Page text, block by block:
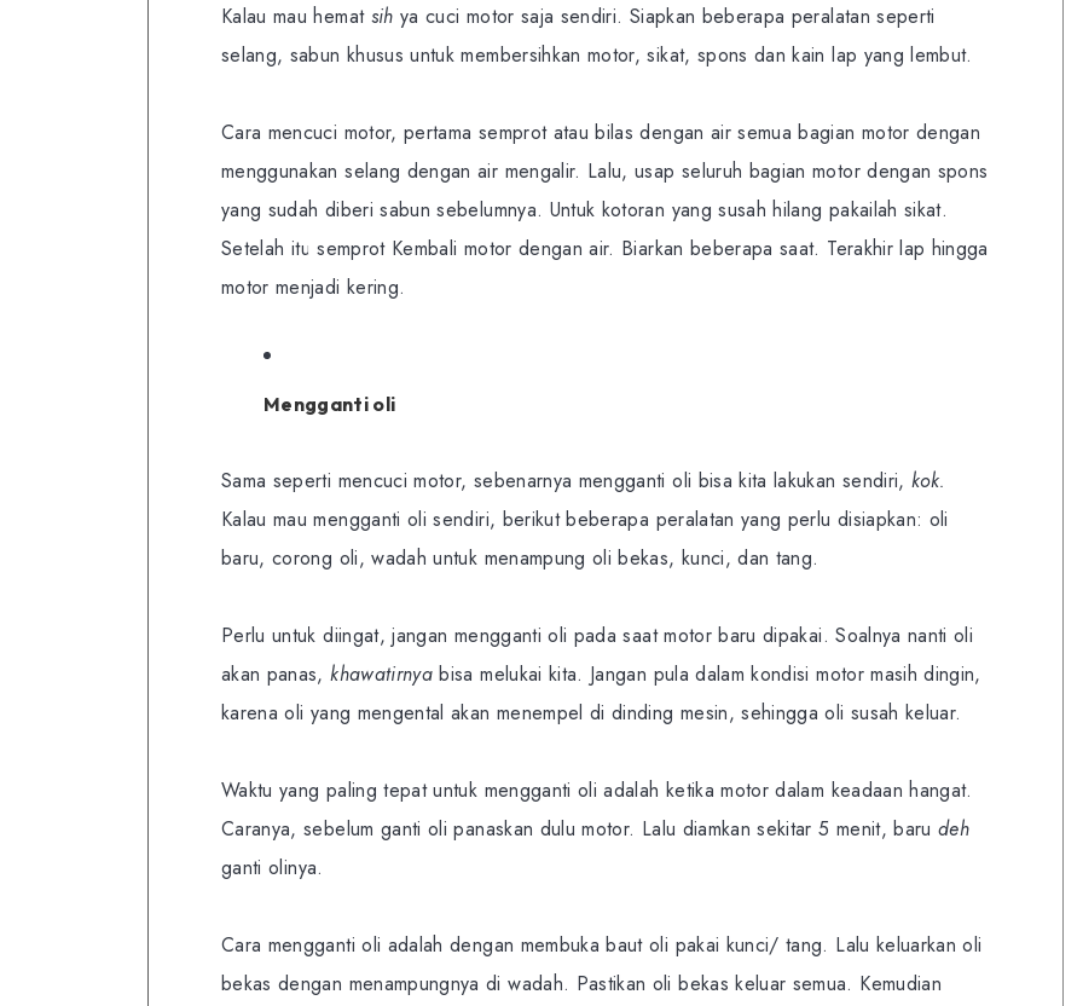
Kalau mau hemat sihya cuci motor saja sendiri. Siapkan beberapa peralatan seperti
selang, sabun khusus untuk membersihkan motor, sikat, spons dan kain lap yang lembut.
Cara mencuci motor, pertama semprot atau bilas dengan air semua bagian motor dengan
menggunakan selang dengan air mengalir. Lalu, usap seluruh bagian motor dengan spons
yang sudah diberi sabun sebelumnya. Untuk kotoran yang susah hilang pakailah sikat.
Setelah itu semprot Kembali motor dengan air. Biarkan beberapa saat. Terakhir lap hingga
motor menjadi kering.
Mengganti oli
Sama seperti mencuci motor, sebenarnya mengganti oli bisa kita lakukan sendiri, kok.
Kalau mau mengganti oli sendiri, berikut beberapa peralatan yang perlu disiapkan: oli
baru, corong oli, wadah untuk menampung oli bekas, kunci, dan tang.
Perlu untuk diingat, jangan mengganti oli pada saat motor baru dipakai. Soalnya nanti oli
akan panas,khawatirnyabisa melukai kita. Jangan pula dalam kondisi motor masih dingin,
karena oli yang mengental akan menempel di dinding mesin, sehingga oli susah keluar.
Waktu yang paling tepat untuk mengganti oli adalah ketika motor dalam keadaan hangat.
Caranya, sebelum ganti oli panaskan dulu motor. Lalu diamkan sekitar 5 menit, barudeh
ganti olinya.
Cara mengganti oli adalah dengan membuka baut oli pakai kunci/ tang. Lalu keluarkan oli
bekas dengan menampungnya di wadah. Pastikan oli bekas keluar semua. Kemudian